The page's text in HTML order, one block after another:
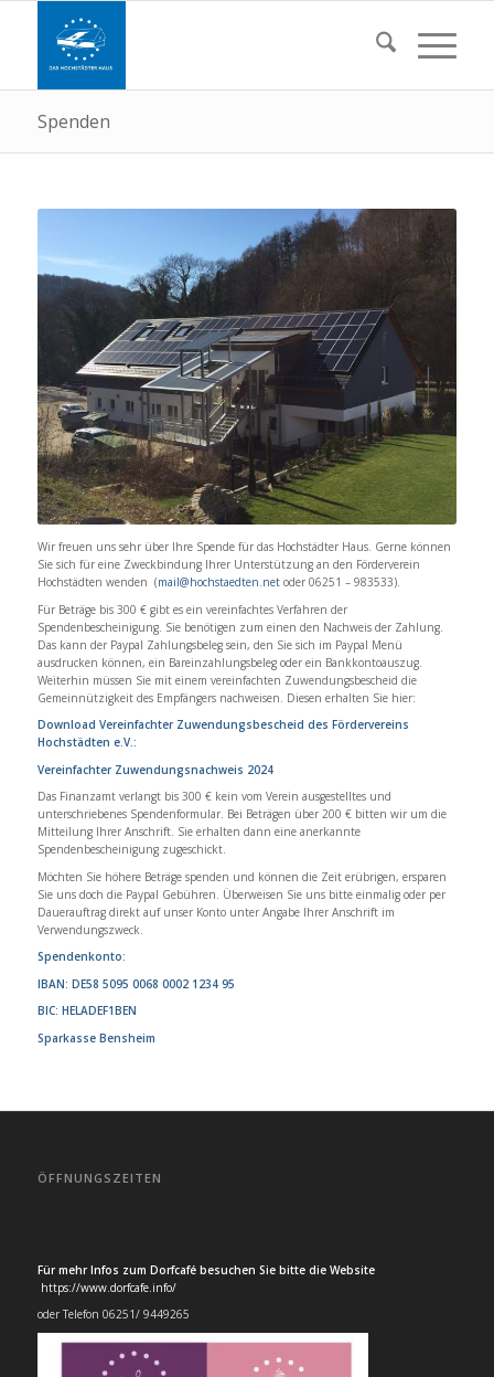
Spenden
Wir freuen uns sehr über Ihre Spende für das Hochstädter Haus. Gerne können
Sie sich für eine Zweckbindung Ihrer Unterstützung an den Förderverein
Hochstädten wenden (mail@hochstaedten.netoder 06251 – 983533).
Für Beträge bis 300 € gibt es ein vereinfachtes Verfahren der
Spendenbescheinigung. Sie benötigen zum einen den Nachweis der Zahlung.
Das kann der Paypal Zahlungsbeleg sein, den Sie sich im Paypal Menü
ausdrucken können, ein Bareinzahlungsbeleg oder ein Bankkontoauszug.
Weiterhin müssen Sie mit einem vereinfachten Zuwendungsbescheid die
Gemeinnützigkeit des Empfängers nachweisen. Diesen erhalten Sie hier:
Download Vereinfachter Zuwendungsbescheid des Fördervereins
Hochstädten e.V.:
Vereinfachter Zuwendungsnachweis 2024
Das Finanzamt verlangt bis 300 € kein vom Verein ausgestelltes und
unterschriebenes Spendenformular. Bei Beträgen über 200 € bitten wir um die
Mitteilung Ihrer Anschrift. Sie erhalten dann eine anerkannte
Spendenbescheinigung zugeschickt.
Möchten Sie höhere Beträge spenden und können die Zeit erübrigen, ersparen
Sie uns doch die Paypal Gebühren. Überweisen Sie uns bitte einmalig oder per
Dauerauftrag direkt auf unser Konto unter Angabe Ihrer Anschrift im
Verwendungszweck.
Spendenkonto:
IBAN: DE58 5095 0068 0002 1234 95
BIC: HELADEF1BEN
Sparkasse Bensheim
ÖFFNUNGSZEITEN
Für mehr Infos zum Dorfcafé besuchen Sie bitte die Website
https://www.dorfcafe.info/
oder Telefon 06251/ 9449265